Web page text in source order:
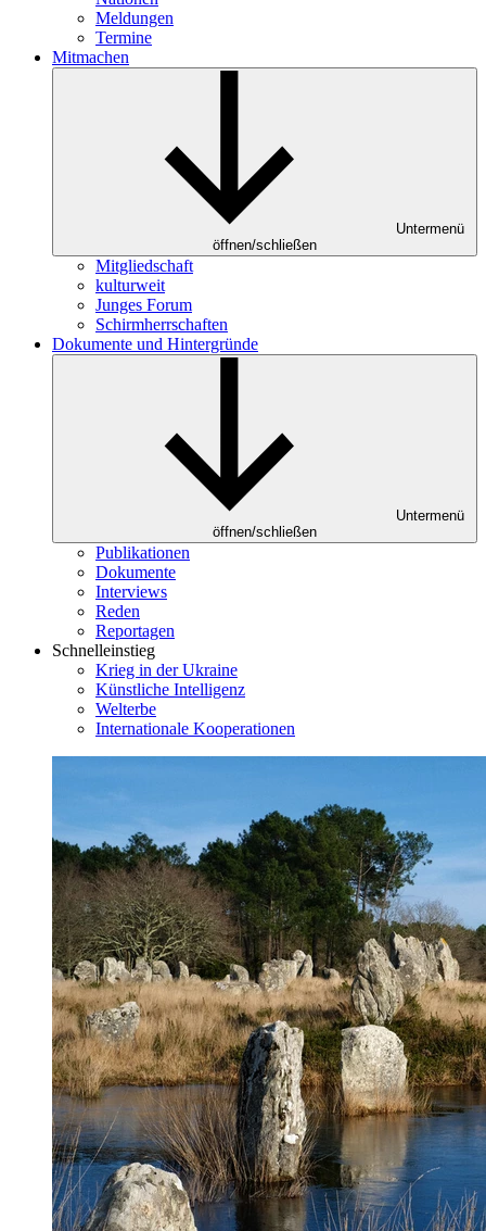
Meldungen
Termine
Mitmachen
Untermenü
öffnen/schließen
Mitgliedschaft
kulturweit
Junges Forum
Schirmherrschaften
Dokumente und Hintergründe
Untermenü
öffnen/schließen
Publikationen
Dokumente
Interviews
Reden
Reportagen
Schnelleinstieg
Krieg in der Ukraine
Künstliche Intelligenz
Welterbe
Internationale Kooperationen